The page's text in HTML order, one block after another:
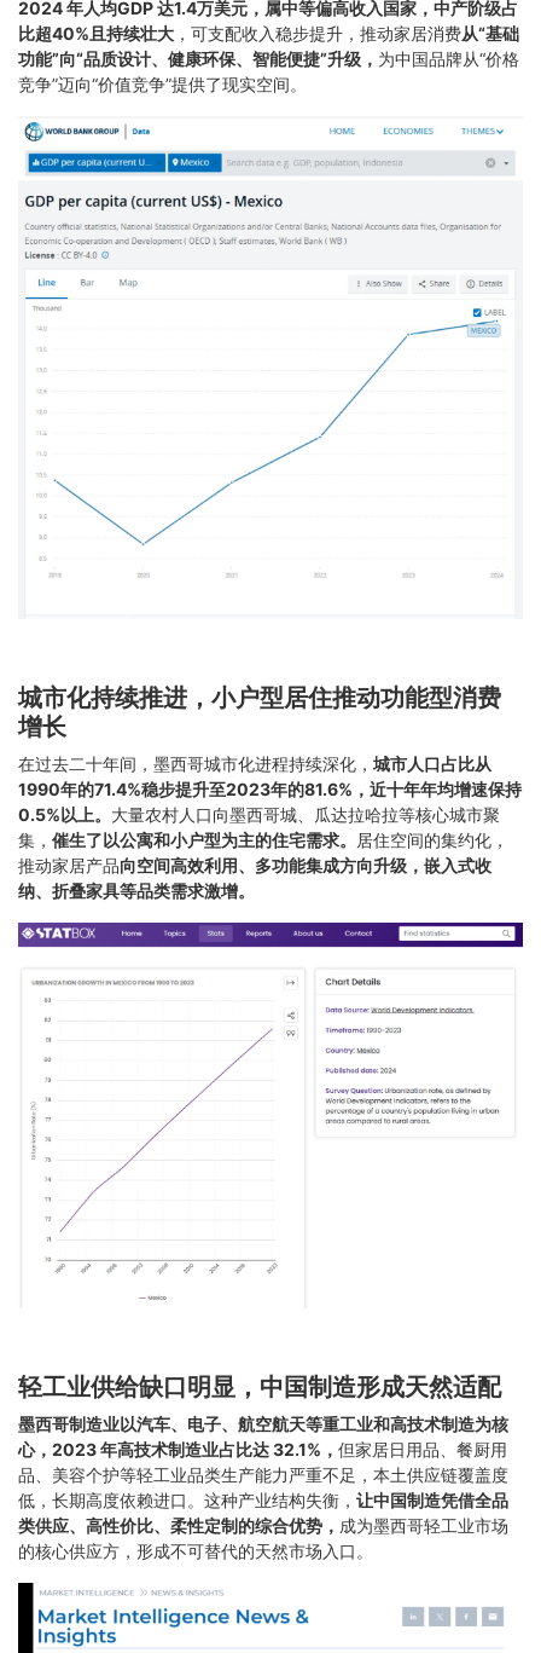
2024 年人均GDP 达1.4万美元，属中等偏高收入国家，中产阶级占
比超40%且持续壮大 ，可支配收入稳步提升，推动家居消费从“基础
功能”向“品质设计、健康环保、智能便捷”升级 ， 为中国品牌从“价格
竞争”迈向“价值竞争”提供了现实空间。
城市化持续推进，小户型居住推动功能型消费
增长
在过去二十年间，墨西哥城市化进程持续深化， 城市人口占比从
1990年的71.4%稳步提升至2023年的81.6%，近十年年均增速保持
0.5%以上。 大量农村人口向墨西哥城、瓜达拉哈拉等核心城市聚
集， 催生了以公寓和小户型为主的住宅需求。
居住空间的集约化，
推动家居产品向空间高效利用、多功能集成方向升级，嵌入式收
纳、折叠家具等品类需求激增。
轻工业供给缺口明显，中国制造形成天然适配
墨西哥制造业以汽车、电子、航空航天等重工业和高技术制造为核
心，2023 年高技术制造业占比达 32.1%， 但家居日用品、餐厨用
品、美容个护等轻工业品类生产能力严重不足，本土供应链覆盖度
低，长期高度依赖进口。这种产业结构失衡， 让中国制造凭借全品
类供应、高性价比、柔性定制的综合优势， 成为墨西哥轻工业市场
的核心供应方，形成不可替代的天然市场入口。